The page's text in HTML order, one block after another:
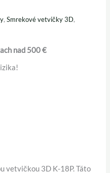
,Smrekové vetvičky 3D,
nad 500 €
vetvičkou 3D K-18P. Táto